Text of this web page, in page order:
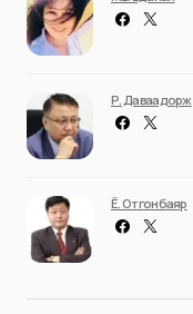
Р. Даваадорж
Ё. Отгонбаяр